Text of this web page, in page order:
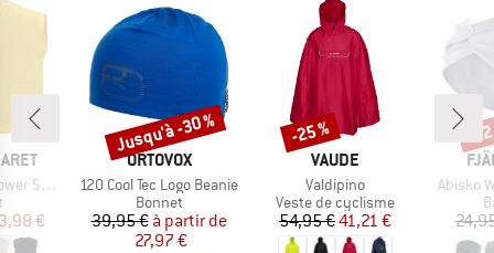
Blouse
group
réduit
€
MARQUE
ORTOVOX
Article
120 Cool Tec Logo Beanie
Product group
Bonnet
Prix
39,95 € Prix réduit
à partir de
27,97 €
Remise
Jusqu'à -30 %
MARQUE
VAUDE
Article
Valdipino
Product group
Veste de cyclisme
Prix
54,95 €Prix réduit
41,21 €
Remise
-25 %
Article
Abisko
-